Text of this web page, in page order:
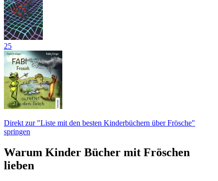
25
Direkt zur "Liste mit den besten Kinderbüchern über Frösche"
springen
Warum Kinder Bücher mit Fröschen
lieben